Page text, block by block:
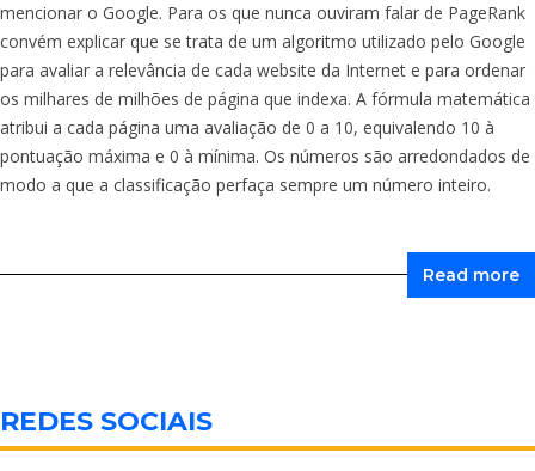
mencionar o Google. Para os que nunca ouviram falar de PageRank
convém explicar que se trata de um algoritmo utilizado pelo Google
para avaliar a relevância de cada website da Internet e para ordenar
os milhares de milhões de página que indexa. A fórmula matemática
atribui a cada página uma avaliação de 0 a 10, equivalendo 10 à
pontuação máxima e 0 à mínima. Os números são arredondados de
modo a que a classificação perfaça sempre um número inteiro.
Read more
REDES SOCIAIS